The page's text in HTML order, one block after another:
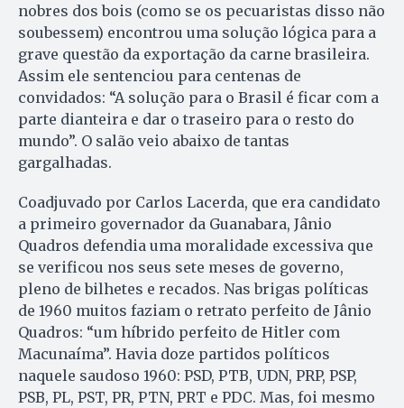
nobres dos bois (como se os pecuaristas disso não
soubessem) encontrou uma solução lógica para a
grave questão da exportação da carne brasileira.
Assim ele sentenciou para centenas de
convidados: “A solução para o Brasil é ficar com a
parte dianteira e dar o traseiro para o resto do
mundo”. O salão veio abaixo de tantas
gargalhadas.
Coadjuvado por Carlos Lacerda, que era candidato
a primeiro governador da Guanabara, Jânio
Quadros defendia uma moralidade excessiva que
se verificou nos seus sete meses de governo,
pleno de bilhetes e recados. Nas brigas políticas
de 1960 muitos faziam o retrato perfeito de Jânio
Quadros: “um híbrido perfeito de Hitler com
Macunaíma”. Havia doze partidos políticos
naquele saudoso 1960: PSD, PTB, UDN, PRP, PSP,
PSB, PL, PST, PR, PTN, PRT e PDC. Mas, foi mesmo